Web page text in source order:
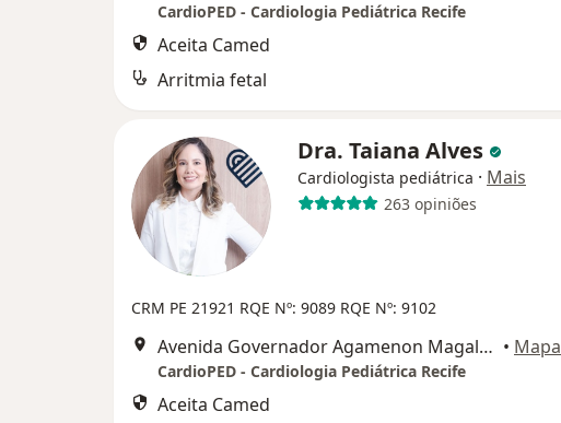
CardioPED - Cardiologia Pediátrica Recife
Aceita Camed
Arritmia fetal
Dra. Taiana Alves
Cardiologista pediátrica · Mais
263 opiniões
CRM PE 21921 RQE Nº: 9089 RQE Nº: 9102
Avenida Governador Agamenon Magalhães 4760 - Edf. garagem 7 andar - sala 2, Recife • Mapa
CardioPED - Cardiologia Pediátrica Recife
Aceita Camed